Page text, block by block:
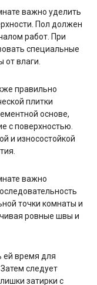
важно уделить
Пол должен
работ. При
специальные
влаги.
правильно
плитки
основе,
с поверхностью.
и износостойкой
важно
точки комнаты и
ровные швы и
ей время для
следует
затирки с